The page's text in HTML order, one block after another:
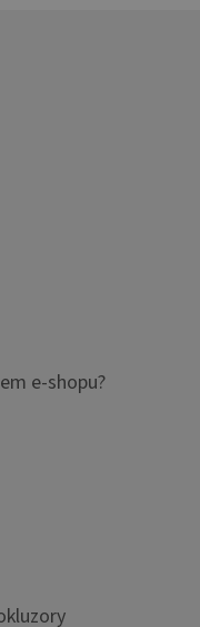
e-shopu?